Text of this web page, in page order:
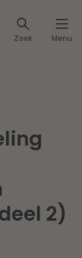
Zoek Menu
2)